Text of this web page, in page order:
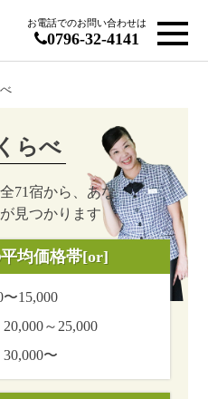
お電話でのお問い合わせは
0796-32-4141
らべ
71宿から、あな
見つかります
均価格帯[or]
〜15,000
20,000～25,000
30,000〜